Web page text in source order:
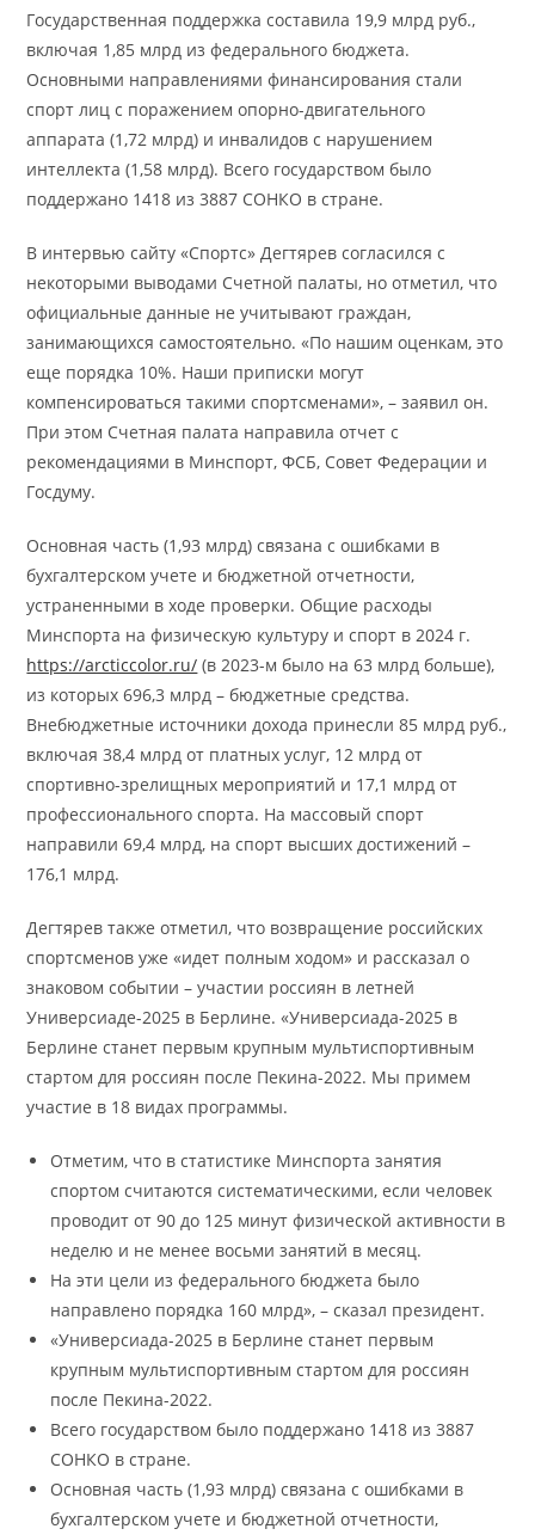
Государственная поддержка составила 19,9 млрд руб.,
включая 1,85 млрд из федерального бюджета.
Основными направлениями финансирования стали
спорт лиц с поражением опорно-двигательного
аппарата (1,72 млрд) и инвалидов с нарушением
интеллекта (1,58 млрд). Всего государством было
поддержано 1418 из 3887 СОНКО в стране.
В интервью сайту «Спортс» Дегтярев согласился с
некоторыми выводами Счетной палаты, но отметил, что
официальные данные не учитывают граждан,
занимающихся самостоятельно. «По нашим оценкам, это
еще порядка 10%. Наши приписки могут
компенсироваться такими спортсменами», – заявил он.
При этом Счетная палата направила отчет с
рекомендациями в Минспорт, ФСБ, Совет Федерации и
Госдуму.
Основная часть (1,93 млрд) связана с ошибками в
бухгалтерском учете и бюджетной отчетности,
устраненными в ходе проверки. Общие расходы
Минспорта на физическую культуру и спорт в 2024 г.
https://arcticcolor.ru/ (в 2023-м было на 63 млрд больше),
из которых 696,3 млрд – бюджетные средства.
Внебюджетные источники дохода принесли 85 млрд руб.,
включая 38,4 млрд от платных услуг, 12 млрд от
спортивно-зрелищных мероприятий и 17,1 млрд от
профессионального спорта. На массовый спорт
направили 69,4 млрд, на спорт высших достижений –
176,1 млрд.
Дегтярев также отметил, что возвращение российских
спортсменов уже «идет полным ходом» и рассказал о
знаковом событии – участии россиян в летней
Универсиаде-2025 в Берлине. «Универсиада-2025 в
Берлине станет первым крупным мультиспортивным
стартом для россиян после Пекина-2022. Мы примем
участие в 18 видах программы.
Отметим, что в статистике Минспорта занятия
спортом считаются систематическими, если человек
проводит от 90 до 125 минут физической активности в
неделю и не менее восьми занятий в месяц.
На эти цели из федерального бюджета было
направлено порядка 160 млрд», – сказал президент.
«Универсиада-2025 в Берлине станет первым
крупным мультиспортивным стартом для россиян
после Пекина-2022.
Всего государством было поддержано 1418 из 3887
СОНКО в стране.
Основная часть (1,93 млрд) связана с ошибками в
бухгалтерском учете и бюджетной отчетности,